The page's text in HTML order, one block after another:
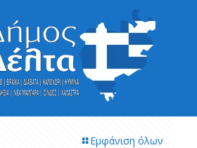
Εμφάνιση όλων